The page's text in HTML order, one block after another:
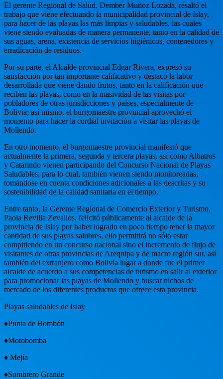
El gerente Regional de Salud, Dember Muñoz Lozada, resaltó el
trabajo que viene efectuando la municipalidad provincial de Islay,
para hacer de las playas las más limpias y saludables, las cuales
viene siendo evaluadas de manera permanente, tanto en la calidad de
sus aguas, arena, existencia de servicios higiénicos, contenedores y
erradicación de residuos.
Por su parte, el Alcalde provincial Edgar Rivera, expresó su
satisfacción por tan importante calificativo y destaco la labor
desarrollada que viene dando frutos, tanto en la calificación que
reciben las playas, como en la masividad de las visitas por
pobladores de otras jurisdicciones y países, especialmente de
Bolivia; así mismo, el burgomaestre provincial aprovechó el
momento para hacer la cordial invitación a visitar las playas de
Mollendo.
En otro momento, el burgomaestre provincial manifestó que
actualmente la primera, segunda y tercera playas, así como Albatros
y Catarindo vienen participando del Concurso Nacional de Playas
Saludables, para lo cual, también vienen siendo monitoreadas,
tomándose en cuenta condiciones adicionales a las descritas y su
sostenibilidad de la calidad sanitaria en el tiempo.
Entre tanto, la Gerente Regional de Comercio Exterior y Turismo,
Paola Revilla Zevallos, felicitó públicamente al alcalde de la
provincia de Islay por haber logrado en poco tiempo tener la mayor
cantidad de sus playas salubres, ello permitirá no sólo estar
compitiendo en un concurso nacional sino el incremento de flujo de
visitantes de otras provincias de Arequipa y de macro región sur, así
también del extranjero como Bolivia lugar a donde fue el primer
alcalde de acuerdo a sus competencias de turismo en salir al exterior
para promocionar las playas de Mollendo y buscar nichos de
mercado de los diferentes productos que ofrece esta provincia.
Playas saludables de Islay
♦Punta de Bombón
♦Motobomba
♦ Mejía
♦Sombrero Grande